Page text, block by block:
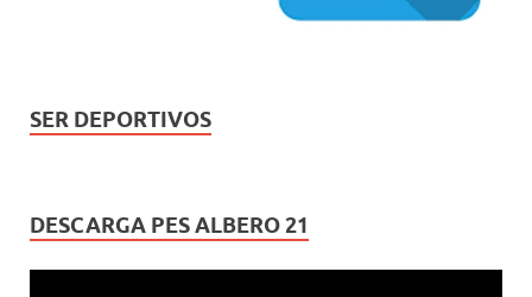
SER DEPORTIVOS
DESCARGA PES ALBERO 21